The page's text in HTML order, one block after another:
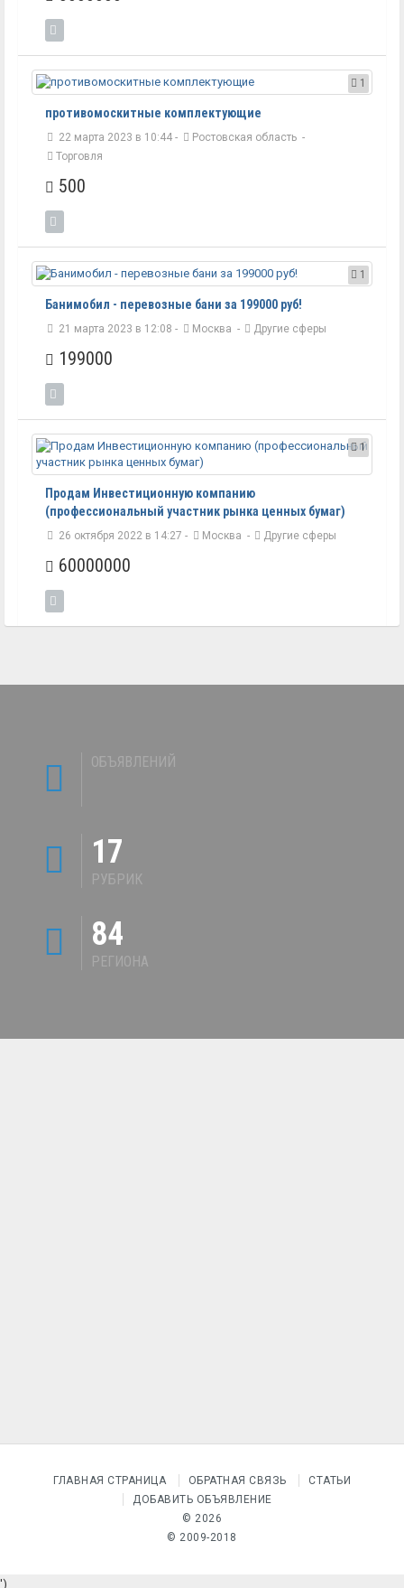
1
противомоскитные комплектующие
22 марта 2023 в 10:44 - Ростовская область -
Торговля
500
1
Банимобил - перевозные бани за 199000 руб!
21 марта 2023 в 12:08 - Москва - Другие сферы
199000
1
Продам Инвестиционную компанию
(профессиональный участник рынка ценных бумаг)
26 октября 2022 в 14:27 - Москва - Другие сферы
60000000
ОБЪЯВЛЕНИЙ
17
РУБРИК
84
РЕГИОНА
ГЛАВНАЯ СТРАНИЦА ОБРАТНАЯ СВЯЗЬ
СТАТЬИ
ДОБАВИТЬ ОБЪЯВЛЕНИЕ
© 2026
© 2009-2018
')